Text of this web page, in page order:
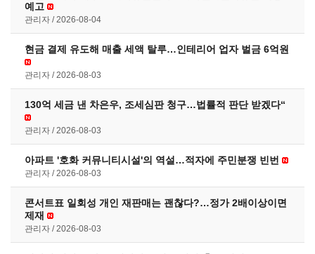
예고
관리자 2026-08-04
현금 결제 유도해 매출 세액 탈루…인테리어 업자 벌금 6억원
관리자 2026-08-03
130억 세금 낸 차은우, 조세심판 청구…법률적 판단 받겠다“
관리자 2026-08-03
아파트 '호화 커뮤니티시설'의 역설…적자에 주민분쟁 빈번
관리자 2026-08-03
콘서트표 일회성 개인 재판매는 괜찮다?…정가 2배이상이면
제재
관리자 2026-08-03